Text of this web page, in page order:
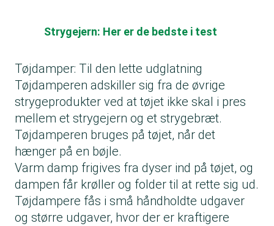
Strygejern: Her er de bedste i test
Tøjdamper: Til den lette udglatning
Tøjdamperen adskiller sig fra de øvrige
strygeprodukter ved at tøjet ikke skal i pres
mellem et strygejern og et strygebræt.
Tøjdamperen bruges på tøjet, når det
hænger på en bøjle.
Varm damp frigives fra dyser ind på tøjet, og
dampen får krøller og folder til at rette sig ud.
Tøjdampere fås i små håndholdte udgaver
og større udgaver, hvor der er kraftigere